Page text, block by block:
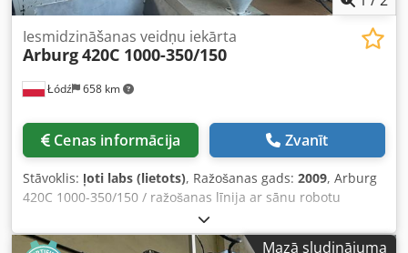
Łódź 658 km
Iesmidzināšanas veidņu iekārta
Arburg420C 1000-350/150
Cenas informācija Zvanīt
Stāvoklis: ļoti labs (lietots), Ražošanas gads: 2009, Arburg
420C 1000-350/150 / ražošanas līnija ar sānu robotu
Arburg Multilift H / 2K mašīna Ražošanas gads: 10.2009
Iesmidzināšanas vienība: Gliemežvada diametrs: 45 mm
Mazā sludinājuma